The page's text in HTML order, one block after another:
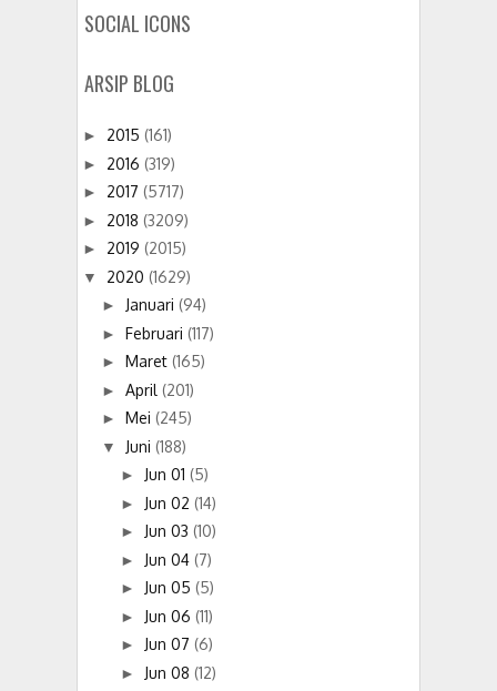
SOCIAL ICONS
ARSIP BLOG
► 2015 (161)
► 2016 (319)
► 2017 (5717)
► 2018 (3209)
► 2019 (2015)
▼ 2020 (1629)
► Januari (94)
► Februari (117)
► Maret (165)
► April (201)
► Mei (245)
▼ Juni (188)
► Jun 01 (5)
► Jun 02 (14)
► Jun 03 (10)
► Jun 04 (7)
► Jun 05 (5)
► Jun 06 (11)
► Jun 07 (6)
► Jun 08 (12)